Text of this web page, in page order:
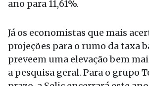
ano para 11,61%.
Já os economistas que mais
projeções para o rumo da taxa
preveem uma elevação bem
a pesquisa geral. Para o grupo